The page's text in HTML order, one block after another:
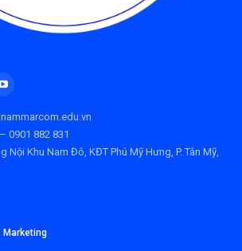
0901 882 831
Nội Khu Nam Đô, KĐT Phú Mỹ Hưng, P. Tân Mỹ,
Marketing